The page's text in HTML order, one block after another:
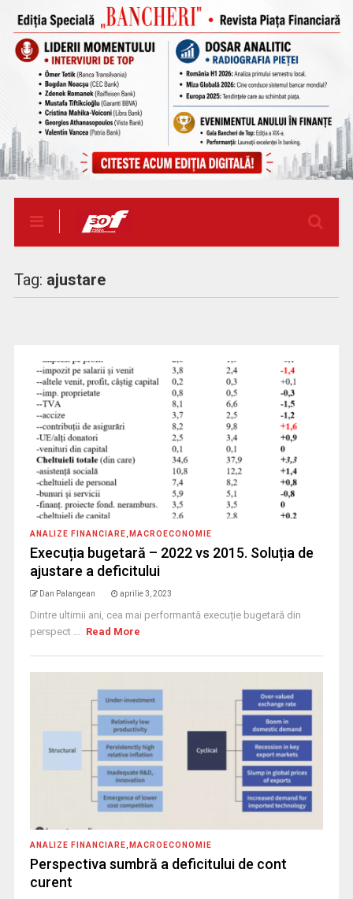
Tag: ajustare
ANALIZE FINANCIARE MACROECONOMIE
Execuția bugetară – 2022 vs 2015. Soluția de
ajustare a deficitului
Dan Palangean aprilie 3, 2023
Dintre ultimii ani, cea mai performantă execuție bugetară din
perspect ... Read More
ANALIZE FINANCIARE MACROECONOMIE
Perspectiva sumbră a deficitului de cont
curent